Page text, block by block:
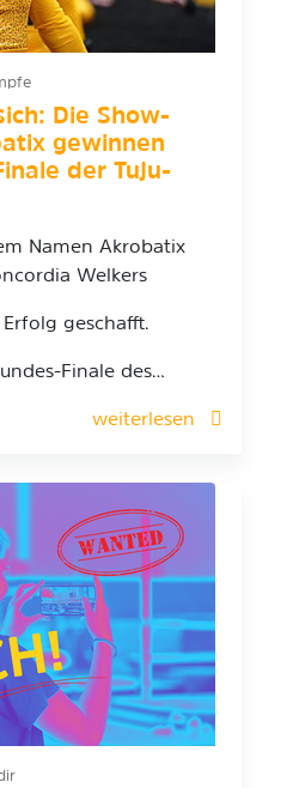
Die Show-
gewinnen
der Tuju-
Namen Akrobatix
Welkers
geschafft.
Finale des…
weiterlesen